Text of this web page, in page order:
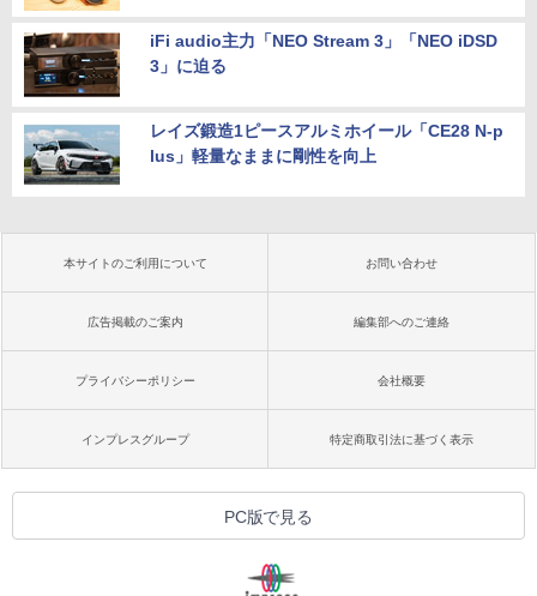
iFi audio主力「NEO Stream 3」「NEO iDSD
3」に迫る
レイズ鍛造1ピースアルミホイール「CE28 N-p
lus」軽量なままに剛性を向上
本サイトのご利用について お問い合わせ
広告掲載のご案内 編集部へのご連絡
プライバシーポリシー 会社概要
インプレスグループ 特定商取引法に基づく表示
PC版で見る